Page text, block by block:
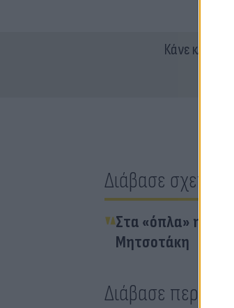
Κάνε κλικ
Διάβασε σχετικά
Στα «όπλα» η
Μητσοτάκη
Διάβασε